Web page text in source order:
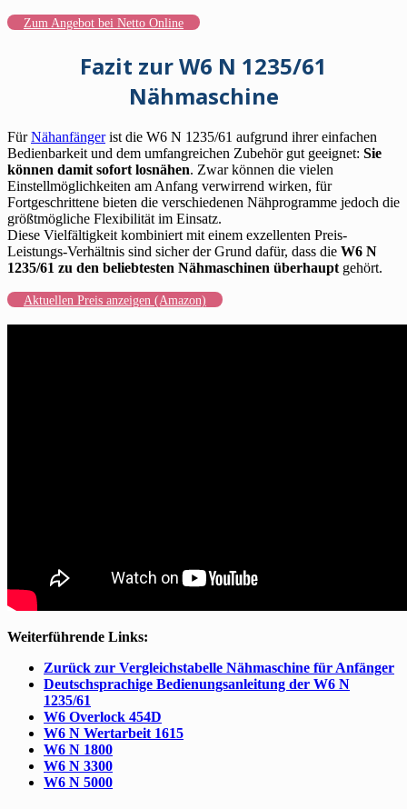
Zum Angebot bei Netto Online
Fazit zur W6 N 1235/61
Nähmaschine
FürNähanfängerist die W6 N 1235/61 aufgrund ihrer einfachen
Bedienbarkeit und dem umfangreichen Zubehör gut geeignet: Sie
können damit sofort losnähen. Zwar können die vielen
Einstellmöglichkeiten am Anfang verwirrend wirken, für
Fortgeschrittene bieten die verschiedenen Nähprogramme jedoch die
größtmögliche Flexibilität im Einsatz.
Diese Vielfältigkeit kombiniert mit einem exzellenten Preis-
Leistungs-Verhältnis sind sicher der Grund dafür, dass die W6 N
1235/61 zu den beliebtesten Nähmaschinen überhaupt gehört.
Aktuellen Preis anzeigen (Amazon)
Weiterführende Links:
Zurück zur Vergleichstabelle Nähmaschine für Anfänger
Deutschsprachige Bedienungsanleitung der W6 N
1235/61
W6 Overlock 454D
W6 N Wertarbeit 1615
W6 N 1800
W6 N 3300
W6 N 5000